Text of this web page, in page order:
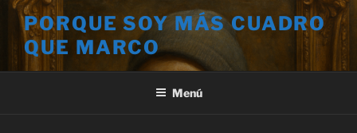
Saltar
contenido
PORQUE SOY MÁS CUADRO
QUE MARCO
Menú